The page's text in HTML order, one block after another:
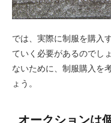
では、実際に制服を購入
ていく必要があるのでし
ないために、制服購入を
ょう。
オークションは